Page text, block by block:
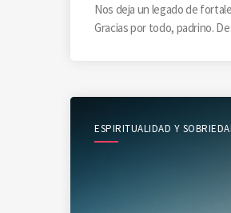
Nos deja un legado de
Gracias por todo, padrino.
ESPIRITUALIDAD Y